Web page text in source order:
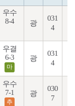
우수
8-4
광
031
4
우결
6-3
마
광
031
4
우수
7-1
추
광
030
7